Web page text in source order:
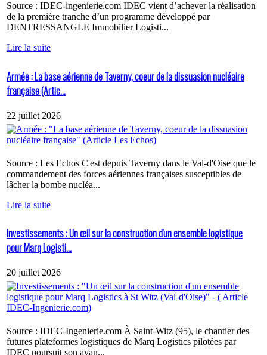
Source : IDEC-ingenierie.com IDEC vient d’achever la réalisation
de la première tranche d’un programme développé par
DENTRESSANGLE Immobilier Logisti...
Lire la suite
Armée : La base aérienne de Taverny, coeur de la dissuasion nucléaire
française (Artic...
22 juillet 2026
Source : Les Echos C'est depuis Taverny dans le Val-d'Oise que le
commandement des forces aériennes françaises susceptibles de
lâcher la bombe nucléa...
Lire la suite
Investissements : Un œil sur la construction d'un ensemble logistique
pour Marq Logisti...
20 juillet 2026
Source : IDEC-Ingenierie.com À Saint-Witz (95), le chantier des
futures plateformes logistiques de Marq Logistics pilotées par
IDEC poursuit son avan...